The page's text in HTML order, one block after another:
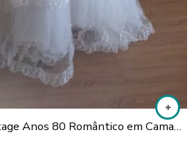
Vestido de Noiva Vintage Anos 80 Romântico em Camadas